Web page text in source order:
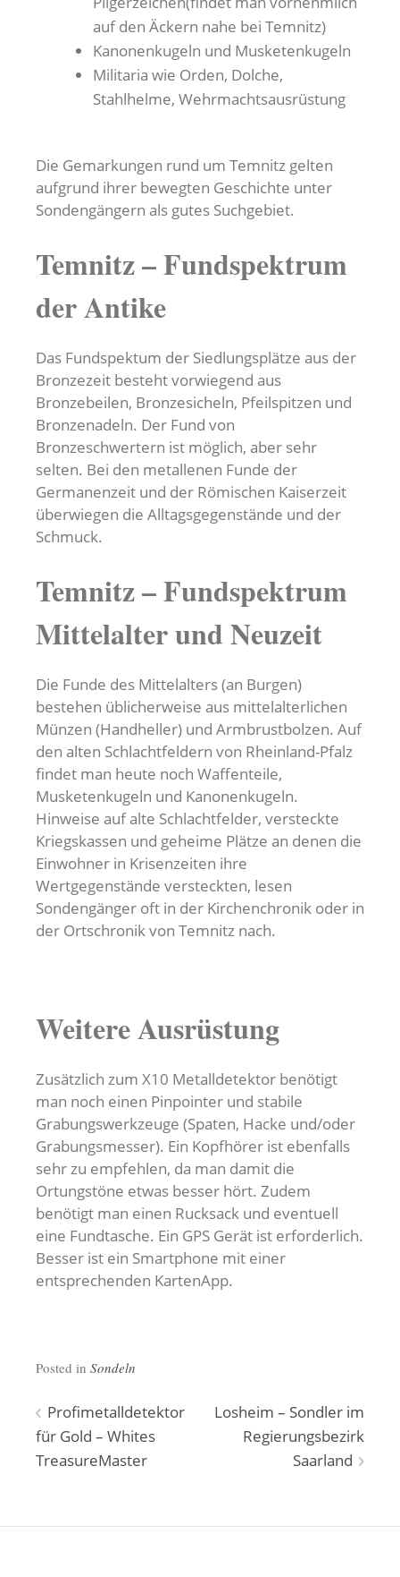
auf den Äckern nahe bei Temnitz)
Kanonenkugeln und Musketenkugeln
Militaria wie Orden, Dolche,
Stahlhelme, Wehrmachtsausrüstung
Die Gemarkungen rund um Temnitz gelten
aufgrund ihrer bewegten Geschichte unter
Sondengängern als gutes Suchgebiet.
Temnitz – Fundspektrum
der Antike
Das Fundspektum der Siedlungsplätze aus der
Bronzezeit besteht vorwiegend aus
Bronzebeilen, Bronzesicheln, Pfeilspitzen und
Bronzenadeln. Der Fund von
Bronzeschwertern ist möglich, aber sehr
selten. Bei den metallenen Funde der
Germanenzeit und der Römischen Kaiserzeit
überwiegen die Alltagsgegenstände und der
Schmuck.
Temnitz – Fundspektrum
Mittelalter und Neuzeit
Die Funde des Mittelalters (an Burgen)
bestehen üblicherweise aus mittelalterlichen
Münzen (Handheller) und Armbrustbolzen. Auf
den alten Schlachtfeldern von Rheinland-Pfalz
findet man heute noch Waffenteile,
Musketenkugeln und Kanonenkugeln.
Hinweise auf alte Schlachtfelder, versteckte
Kriegskassen und geheime Plätze an denen die
Einwohner in Krisenzeiten ihre
Wertgegenstände versteckten, lesen
Sondengänger oft in der Kirchenchronik oder in
der Ortschronik von Temnitz nach.
Weitere Ausrüstung
Zusätzlich zum X10 Metalldetektor benötigt
man noch einen Pinpointer und stabile
Grabungswerkzeuge (Spaten, Hacke und/oder
Grabungsmesser). Ein Kopfhörer ist ebenfalls
sehr zu empfehlen, da man damit die
Ortungstöne etwas besser hört. Zudem
benötigt man einen Rucksack und eventuell
eine Fundtasche. Ein GPS Gerät ist erforderlich.
Besser ist ein Smartphone mit einer
entsprechenden KartenApp.
Posted in Sondeln
Beitragsnavigation
Profimetalldetektor
für Gold – Whites
TreasureMaster
Losheim – Sondler im
Regierungsbezirk
Saarland